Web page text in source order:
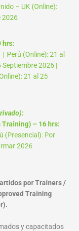
– UK (Online):
2026
hrs:
Perú (Online): 21 al
Septiembre 2026 |
21 al 25
– 16 hrs:
(Presencial): Por
2026
por Trainers /
Training
y capacitados